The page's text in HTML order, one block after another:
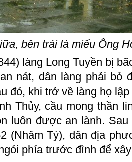
bên trái là miếu Ông
làng Long Tuyền bị
nát, dân làng phải bỏ
đó, khi trở về làng họ
Thủy, cầu mong thần
luôn được an lành.
(Nhâm Tý), dân địa
phía trước đình để